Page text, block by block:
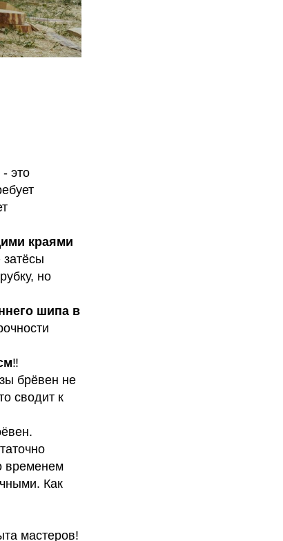
это
краями
но
шипа в
‼️
брёвен не
сводит к
временем
Как
мастеров!